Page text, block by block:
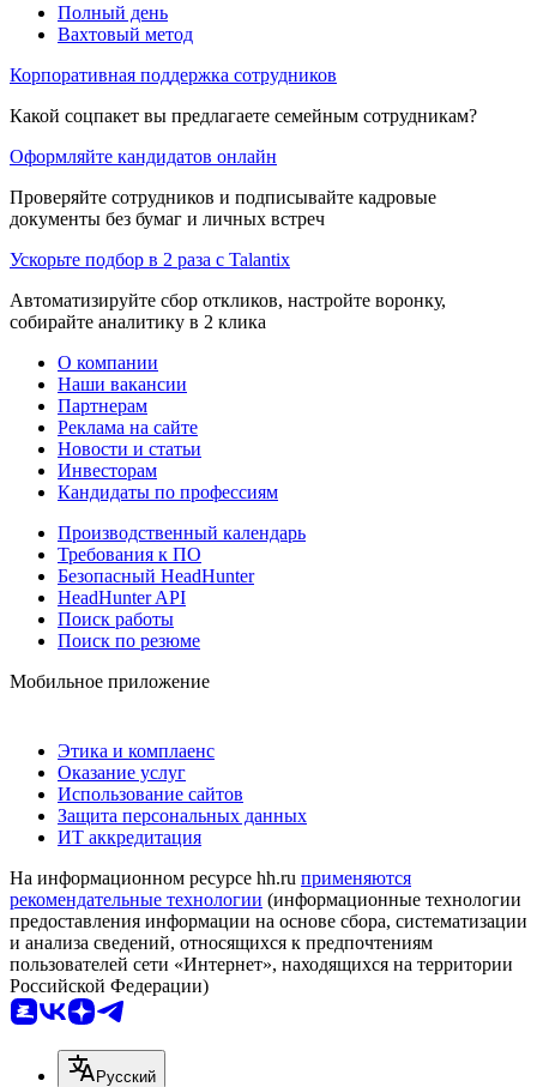
Полный день
Вахтовый метод
Корпоративная поддержка сотрудников
Какой соцпакет вы предлагаете семейным сотрудникам?
Оформляйте кандидатов онлайн
Проверяйте сотрудников и подписывайте кадровые
документы без бумаг и личных встреч
Ускорьте подбор в 2 раза с Talantix
Автоматизируйте сбор откликов, настройте воронку,
собирайте аналитику в 2 клика
О компании
Наши вакансии
Партнерам
Реклама на сайте
Новости и статьи
Инвесторам
Кандидаты по профессиям
Производственный календарь
Требования к ПО
Безопасный HeadHunter
HeadHunter API
Поиск работы
Поиск по резюме
Мобильное приложение
Этика и комплаенс
Оказание услуг
Использование сайтов
Защита персональных данных
ИТ аккредитация
На информационном ресурсе hh.ru применяются
рекомендательные технологии (информационные технологии
предоставления информации на основе сбора, систематизации
и анализа сведений, относящихся к предпочтениям
пользователей сети «Интернет», находящихся на территории
Российской Федерации)
Русский